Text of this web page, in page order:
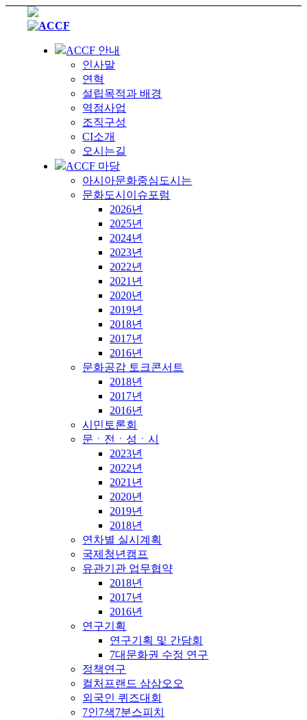
ACCF 안내
인사말
연혁
설립목적과 배경
역점사업
조직구성
CI소개
오시는길
ACCF 마당
아시아문화중심도시는
문화도시이슈포럼
2026년
2025년
2024년
2023년
2022년
2021년
2020년
2019년
2018년
2017년
2016년
문화공감 토크콘서트
2018년
2017년
2016년
시민토론회
문ㆍ전ㆍ성ㆍ시
2023년
2022년
2021년
2020년
2019년
2018년
연차별 실시계획
국제청년캠프
유관기관 업무협약
2018년
2017년
2016년
연구기획
연구기획 및 간담회
7대문화권 수정 연구
정책연구
컬처프랜드 삼삼오오
외국인 퀴즈대회
7인7색7분스피치